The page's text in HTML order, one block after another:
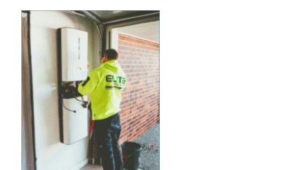
minuter kännas som
timmar. En
pålitlig
bärgare Östersund blir...